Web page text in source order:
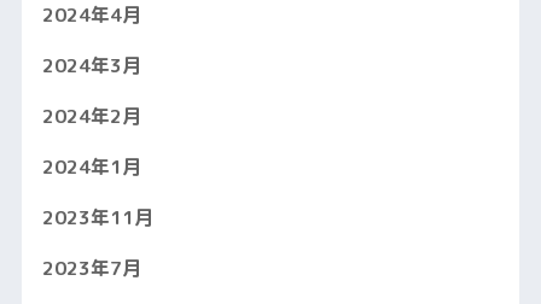
2024年4月
2024年3月
2024年2月
2024年1月
2023年11月
2023年7月